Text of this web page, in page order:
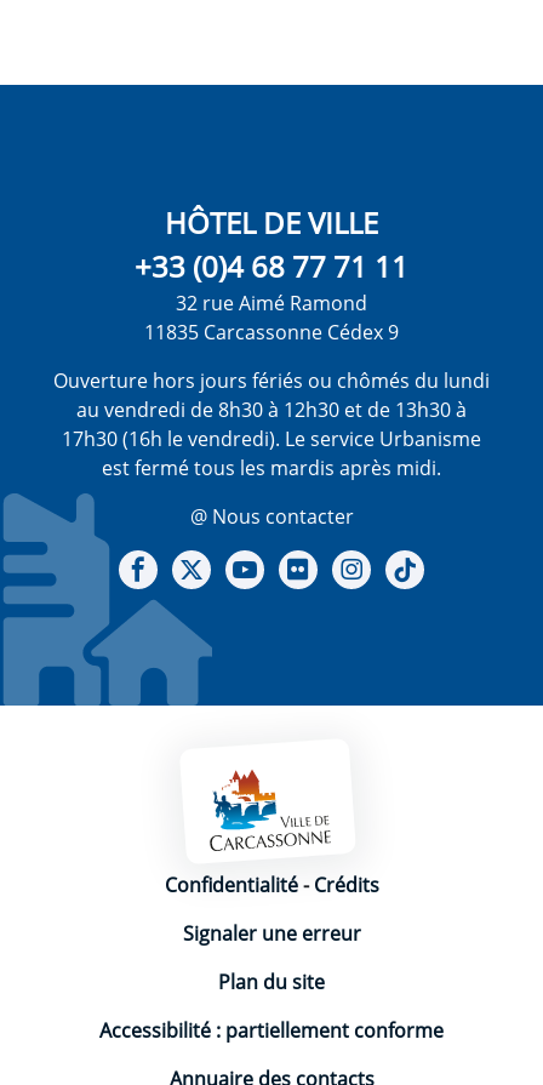
HÔTEL DE VILLE
+33 (0)4 68 77 71 11
32 rue Aimé Ramond
11835 Carcassonne Cédex 9
Ouverture hors jours fériés ou chômés du lundi
au vendredi de 8h30 à 12h30 et de 13h30 à
17h30 (16h le vendredi). Le service Urbanisme
est fermé tous les mardis après midi.
@ Nous contacter
Notre Facebook
Notre X - (twitter)
Notre chaine Youtube
Notre Gallerie sur Flickr
Notre Instagram
Mentions légales
Confidentialité-Crédits
Signaler une erreur
Plan du site
Accessibilité : partiellement conforme
Annuaire des contacts